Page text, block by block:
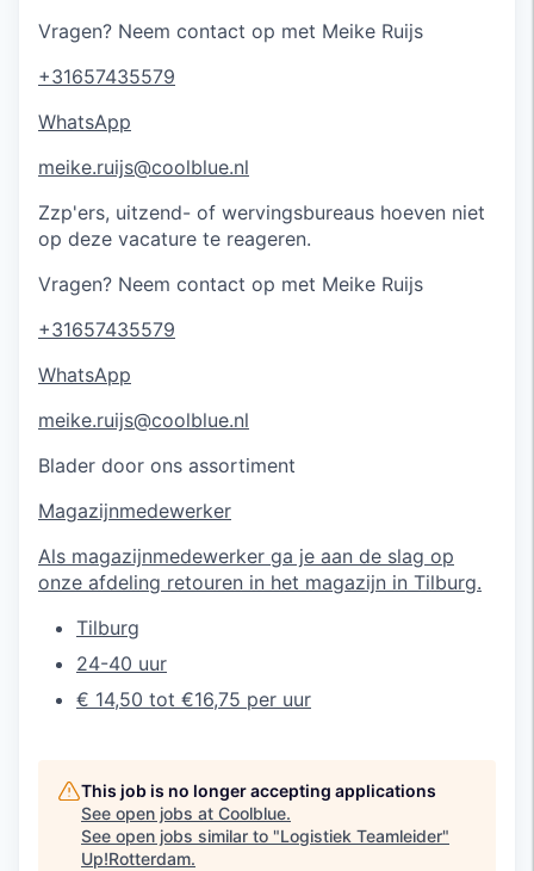
Vragen? Neem contact op met Meike Ruijs
+31657435579
WhatsApp
meike.ruijs@coolblue.nl
Zzp'ers, uitzend- of wervingsbureaus hoeven niet
op deze vacature te reageren.
Vragen? Neem contact op met Meike Ruijs
+31657435579
WhatsApp
meike.ruijs@coolblue.nl
Blader door ons assortiment
Magazijnmedewerker
Als magazijnmedewerker ga je aan de slag op
onze afdeling retouren in het magazijn in Tilburg.
Tilburg
24-40 uur
€ 14,50 tot €16,75 per uur
This job is no longer accepting applications
See open jobs at Coolblue.
See open jobs similar to "Logistiek Teamleider"
Up!Rotterdam.